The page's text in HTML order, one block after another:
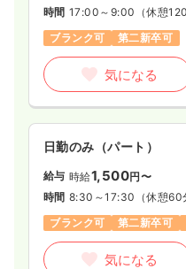
時間 17:00～9:00 （休憩
ブランク可
第二新卒可
気になる
日勤のみ（パート）
給与 時給1,500円〜
時間 8:30～17:30 （休憩60
ブランク可
第二新卒可
気になる